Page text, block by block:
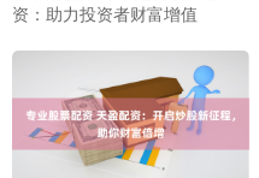
资：助力投资者财富增值